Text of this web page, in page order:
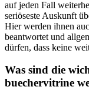
auf jeden Fall
seriöseste Auskunft
Hier werden ihnen
beantwortet und
dürfen, dass keine
Was sind die
buechervitrine